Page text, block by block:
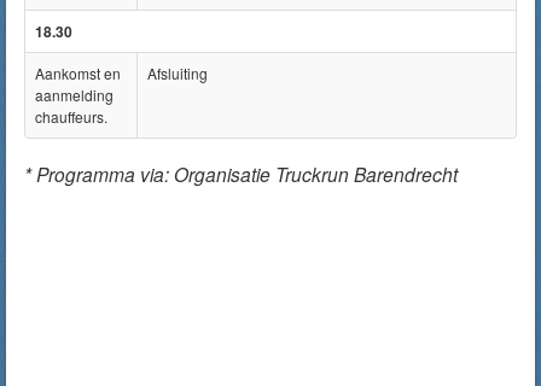
18.30
Aankomst en
aanmelding
chauffeurs.
Afsluiting
* Programma via: Organisatie Truckrun Barendrecht